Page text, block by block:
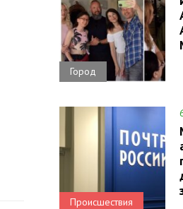
Город
Происшествия